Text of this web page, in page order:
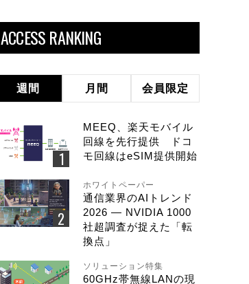
ACCESS RANKING
週間 月間 会員限定
MEEQ、楽天モバイル
回線を先行提供 ドコ
モ回線はeSIM提供開始
ホワイトペーパー
通信業界のAIトレンド
2026 ― NVIDIA 1000
社超調査が捉えた「転
換点」
ソリューション特集
60GHz帯無線LANの現